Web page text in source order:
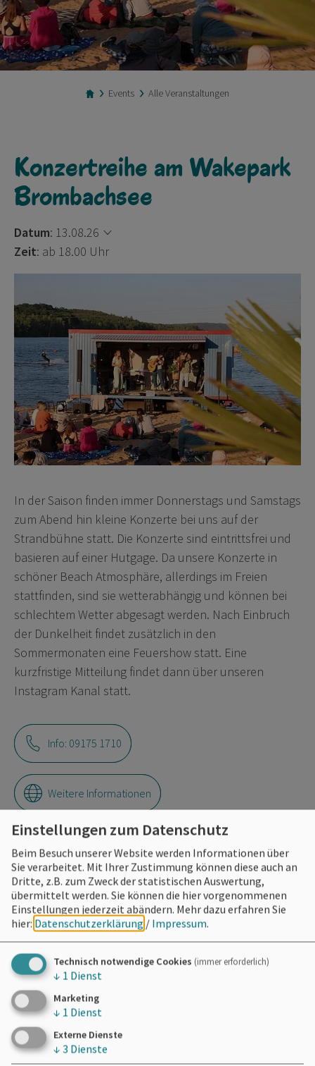
Events Alle Veranstaltungen
Konzertreihe am Wakepark
Brombachsee
Datum: 13.08.26
Zeit: ab 18.00 Uhr
In der Saison finden immer Donnerstags und Samstags
zum Abend hin kleine Konzerte bei uns auf der
Strandbühne statt. Die Konzerte sind eintrittsfrei und
basieren auf einer Hutgage. Da unsere Konzerte in
schöner Beach Atmosphäre, allerdings im Freien
stattfinden, sind sie wetterabhängig und können bei
schlechtem Wetter abgesagt werden. Nach Einbruch
der Dunkelheit findet zusätzlich in den
Sommermonaten eine Feuershow statt. Eine
kurzfristige Mitteilung findet dann über unseren
Instagram Kanal statt.
Info: 09175 1710
Weitere Informationen
Eintrittspreise
frei, freiw. Hutgage
Dieser Betrieb auch hier
Essen & Trinken
Einstellungen zum Datenschutz
Beim Besuch unserer Website werden Informationen über
Sie verarbeitet. Mit Ihrer Zustimmung können diese auch an
Dritte, z.B. zum Zweck der statistischen Auswertung,
übermittelt werden. Sie können die hier vorgenommenen
Einstellungen jederzeit abändern. Mehr dazu erfahren Sie
hier: Datenschutzerklärung / Impressum.
Technisch notwendige Cookies (immer erforderlich)
↓ 1 Dienst
Marketing
↓ 1 Dienst
Externe Dienste
↓ 3 Dienste